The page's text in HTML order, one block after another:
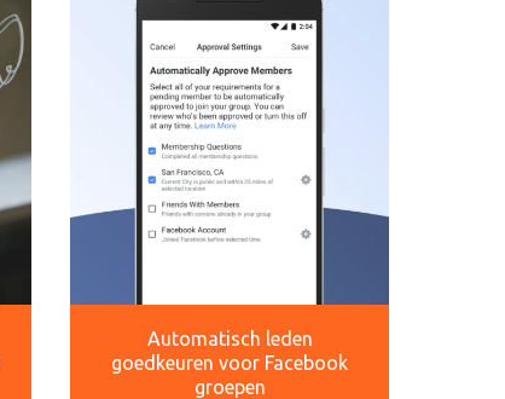
Automatisch leden
goedkeuren voor Facebook
groepen